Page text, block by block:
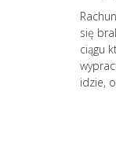
się
ciągu
idzie,